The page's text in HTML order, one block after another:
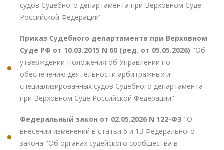
судов Судебного департамента при Верховном Суде
Российской Федерации"
Приказ Судебного департамента при Верховном
Суде РФ от 10.03.2015 N 60 (ред. от 05.05.2026) "Об
утверждении Положения об Управлении по
обеспечению деятельности арбитражных и
специализированных судов Судебного департамента
при Верховном Суде Российской Федерации"
Федеральный закон от 02.05.2026 N 122-ФЗ "О
внесении изменений в статьи 6 и 13 Федерального
закона "Об органах судейского сообщества в